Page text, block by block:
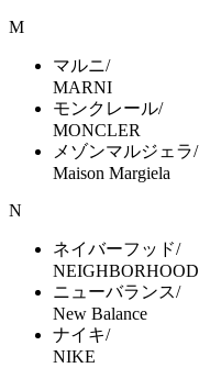
M
マルニ/
MARNI
モンクレール/
MONCLER
メゾンマルジェラ/
Maison Margiela
N
ネイバーフッド/
NEIGHBORHOOD
ニューバランス/
New Balance
ナイキ/
NIKE